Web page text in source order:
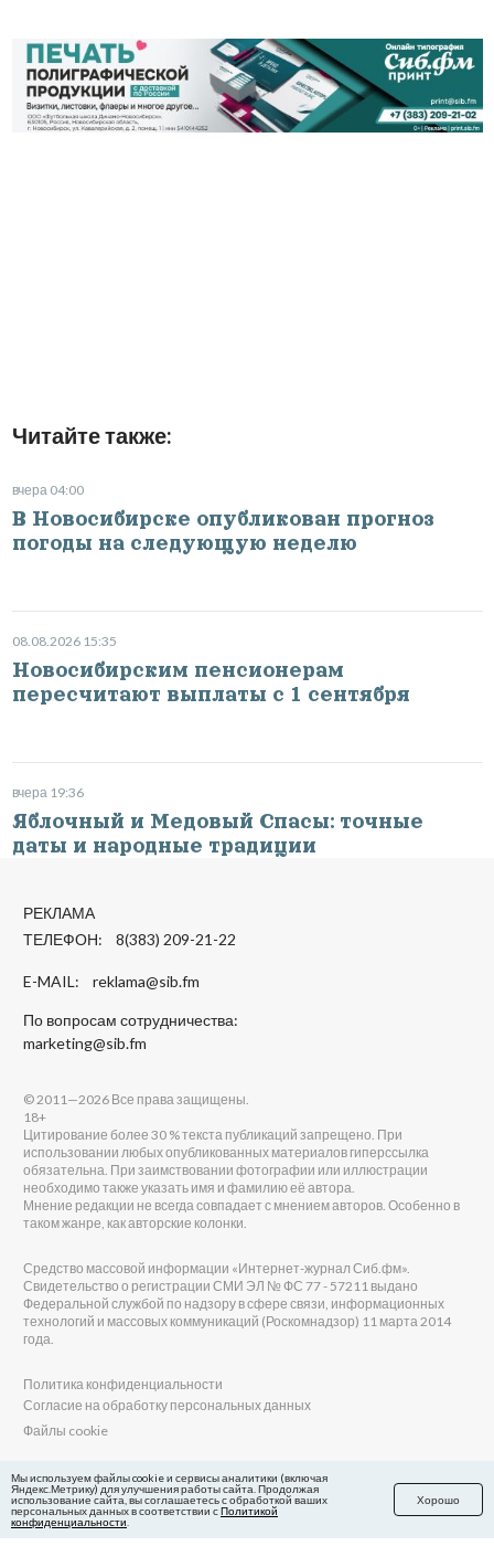
Читайте также:
вчера 04:00
В Новосибирске опубликован прогноз
погоды на следующую неделю
08.08.2026 15:35
Новосибирским пенсионерам
пересчитают выплаты с 1 сентября
вчера 19:36
Яблочный и Медовый Спасы: точные
даты и народные традиции
РЕКЛАМА
ТЕЛЕФОН: 8(383) 209-21-22
E-MAIL: reklama@sib.fm
По вопросам сотрудничества:
marketing@sib.fm
© 2011—2026 Все права защищены.
18+
Цитирование более 30 % текста публикаций запрещено. При
использовании любых опубликованных материалов гиперссылка
обязательна. При заимствовании фотографии или иллюстрации
необходимо также указать имя и фамилию её автора.
Мнение редакции не всегда совпадает с мнением авторов. Особенно в
таком жанре, как авторские колонки.
Средство массовой информации «Интернет-журнал Сиб.фм».
Свидетельство о регистрации СМИ ЭЛ № ФС 77 - 57211 выдано
Федеральной службой по надзору в сфере связи, информационных
технологий и массовых коммуникаций (Роскомнадзор) 11 марта 2014
года.
Политика конфиденциальности
Согласие на обработку персональных данных
Файлы cookie
Главный редактор Сиб.фм
Бобровников Виктор Евгеньевич
Учредитель ООО «Сиб.фм»
E-mail редакции: fm@sib.fm
Мы используем файлы cookie и сервисы аналитики (включая
Яндекс.Метрику) для улучшения работы сайта. Продолжая
использование сайта, вы соглашаетесь с обработкой ваших
персональных данных в соответствии сПолитикой
конфиденциальности
Хорошо